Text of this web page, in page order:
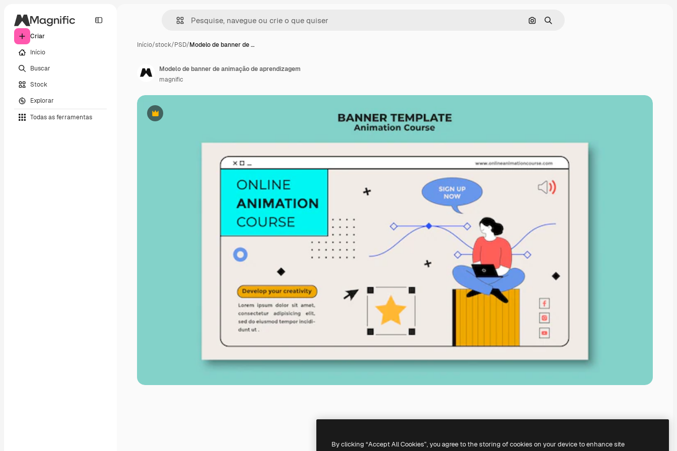
Criar
Início
Buscar
Stock
Explorar
Todas as ferramentas
Pesquisar por imagem
Buscar
Início/stock/PSD/Modelo de banner de …
Premium
Modelo de banner de animação de aprendizagem
magnific
By clicking “Accept All Cookies”, you agree to the storing of cookies on your device to enhance site